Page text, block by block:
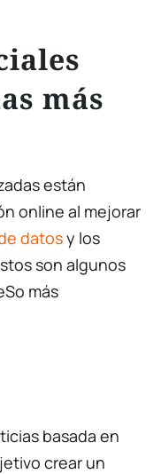
más
están
online al mejorar
datosy los
son algunos
más
basada en
crear un